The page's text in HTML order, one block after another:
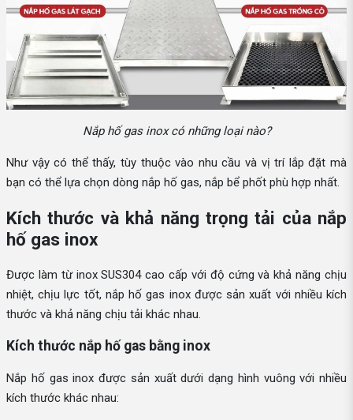
Nắp hố gas inox có những loại nào?
Như vậy có thể thấy, tùy thuộc vào nhu cầu và vị trí lắp đặt mà
bạn có thể lựa chọn dòng nắp hố gas, nắp bể phốt phù hợp nhất.
Kích thước và khả năng trọng tải của nắp
hố gas inox
Được làm từ inox SUS304 cao cấp với độ cứng và khả năng chịu
nhiệt, chịu lực tốt, nắp hố gas inox được sản xuất với nhiều kích
thước và khả năng chịu tải khác nhau.
Kích thước nắp hố gas bằng inox
Nắp hố gas inox được sản xuất dưới dạng hình vuông với nhiều
kích thước khác nhau: